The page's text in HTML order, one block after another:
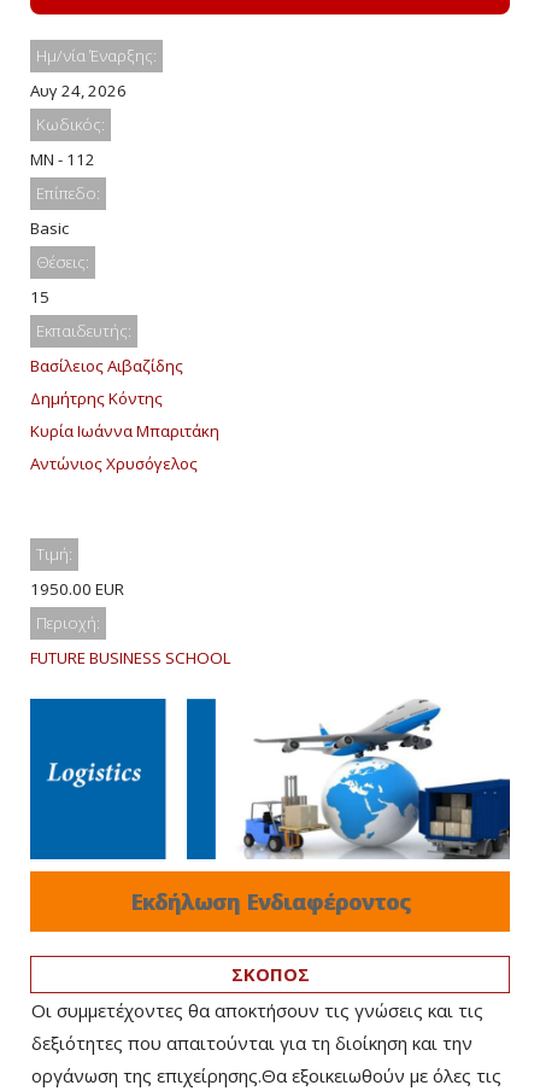
Ημ/νία Έναρξης:
Αυγ 24, 2026
Κωδικός:
MN - 112
Επίπεδο:
Basic
Θέσεις:
15
Εκπαιδευτής:
Βασίλειος Αιβαζίδης
Δημήτρης Κόντης
Κυρία Ιωάννα Μπαριτάκη
Αντώνιος Χρυσόγελος
Τιμή:
1950.00 EUR
Περιοχή:
FUTURE BUSINESS SCHOOL
Εκδήλωση Ενδιαφέροντος
ΣΚΟΠΟΣ
Οι συμμετέχοντες θα αποκτήσουν τις γνώσεις και τις
δεξιότητες που απαιτούνται για τη διοίκηση και την
οργάνωση της επιχείρησης.Θα εξοικειωθούν με όλες τις